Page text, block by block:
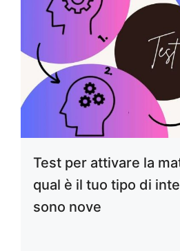
Test per attivare la
qual è il tuo tipo di
sono nove